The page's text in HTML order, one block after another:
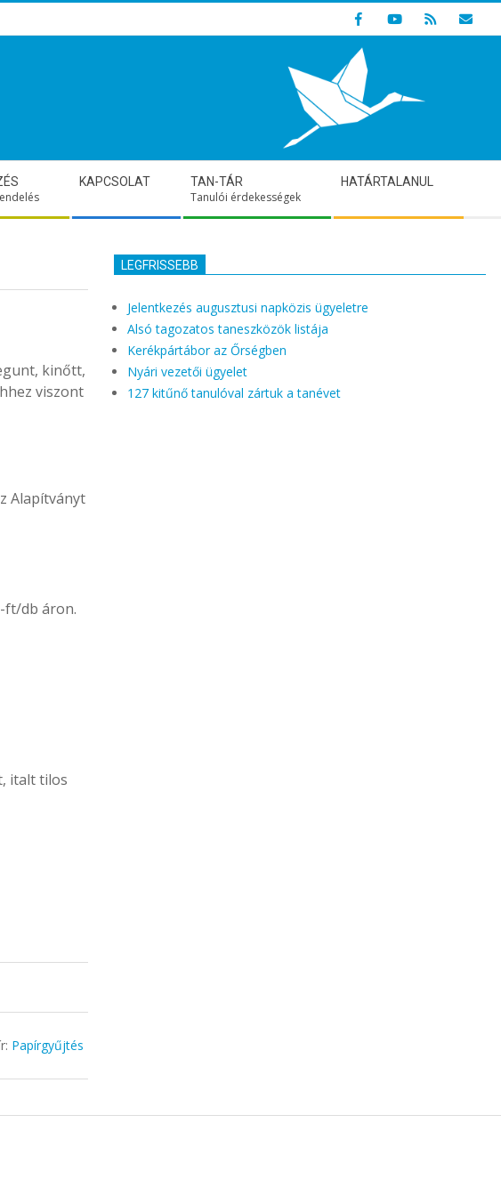
Indulunk! Hamarosan újraindul oldalunk!
KAPCSOLAT TAN-TÁR
Tanulói érdekességek
HATÁRTALANUL
kinőtt,
viszont
Alapítványt
ft/db áron.
italt tilos
Papírgyűjtés
LEGFRISSEBB
Jelentkezés augusztusi napközis ügyeletre
Alsó tagozatos taneszközök listája
Kerékpártábor az Őrségben
Nyári vezetői ügyelet
127 kitűnő tanulóval zártuk a tanévet